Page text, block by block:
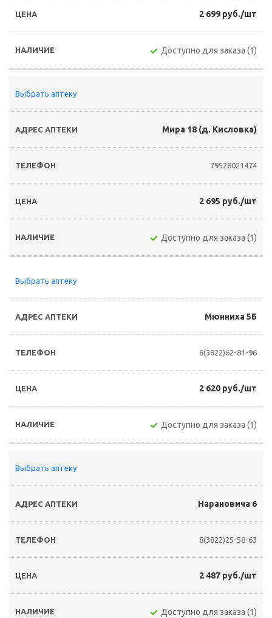
2 699 руб./шт
Доступно для заказа (1)
Выбрать аптеку
Мира 18 (д. Кисловка)
79528021474
2 695 руб./шт
Доступно для заказа (1)
Выбрать аптеку
Мюнниха 5Б
8(3822)62-81-96
2 620 руб./шт
Доступно для заказа (1)
Выбрать аптеку
Нарановича 6
8(3822)25-58-63
2 487 руб./шт
Доступно для заказа (1)